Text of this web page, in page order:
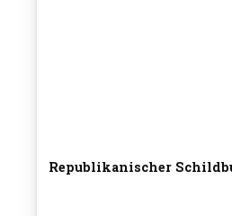
Republikanischer